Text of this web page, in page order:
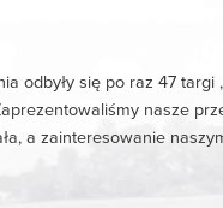
odbyły się po raz 47
nasze
a zainteresowanie